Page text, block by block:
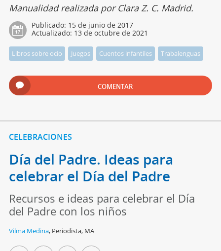
Manualidad realizada por Clara Z. C. Madrid.
Publicado: 15 de junio de 2017
Actualizado: 13 de octubre de 2021
Libros sobre ocio Juegos Cuentos infantiles Trabalenguas
COMENTAR
CELEBRACIONES
Día del Padre. Ideas para
celebrar el Día del Padre
Recursos e ideas para celebrar el Día
del Padre con los niños
Vilma Medina, Periodista, MA